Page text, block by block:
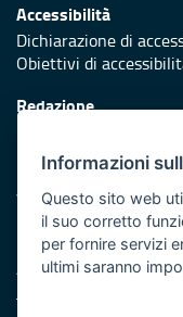
Accessibilità
Dichiarazione di
Obiettivi di
Redazione
Protezione civile
Vai al sito di
Iniziativa finanziata
Asse XI
Informazioni
Questo sito web
il suo corretto
per fornire servizi
ultimi saranno